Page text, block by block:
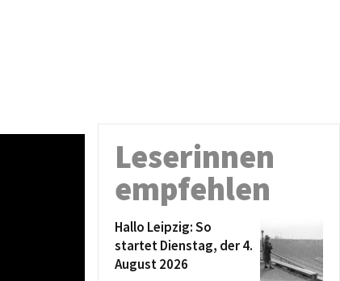
Leserinnen
empfehlen
Hallo Leipzig: So
startet Dienstag, der 4.
August 2026